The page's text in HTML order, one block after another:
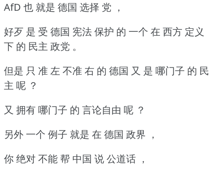
AfD 也 就是 德国 选择 党 ，
好歹 是 受 德国 宪法 保护 的 一个 在 西方 定义
下 的 民主 政党 。
但是 只 准 左 不准 右 的 德国 又 是 哪门子 的 民
主 呢 ？
又 拥有 哪门子 的 言论自由 呢 ？
另外 一个 例子 就是 在 德国 政界 ，
你 绝对 不能 帮 中国 说 公道话 ，